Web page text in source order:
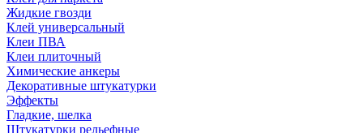
Жидкие гвозди
Клей универсальный
Клеи ПВА
Клеи плиточный
Химические анкеры
Декоративные штукатурки
Эффекты
Гладкие, шелка
Штукатурки рельефные